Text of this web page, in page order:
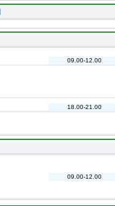
09.00-12.00
18.00-21.00
09.00-12.00